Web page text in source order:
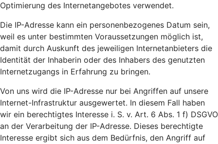
Optimierung des Internetangebotes verwendet.
Die IP-Adresse kann ein personenbezogenes Datum sein,
weil es unter bestimmten Voraussetzungen möglich ist,
damit durch Auskunft des jeweiligen Internetanbieters die
Identität der Inhaberin oder des Inhabers des genutzten
Internetzugangs in Erfahrung zu bringen.
Von uns wird die IP-Adresse nur bei Angriffen auf unsere
Internet-Infrastruktur ausgewertet. In diesem Fall haben
wir ein berechtigtes Interesse i. S. v. Art. 6 Abs. 1 f) DSGVO
an der Verarbeitung der IP-Adresse. Dieses berechtigte
Interesse ergibt sich aus dem Bedürfnis, den Angriff auf